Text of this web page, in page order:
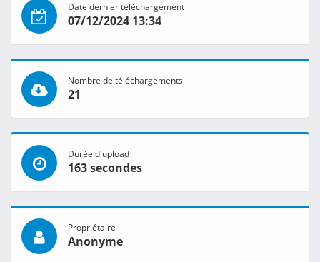
Date dernier téléchargement
07/12/2024 13:34
Nombre de téléchargements
21
Durée d'upload
163 secondes
Propriétaire
Anonyme